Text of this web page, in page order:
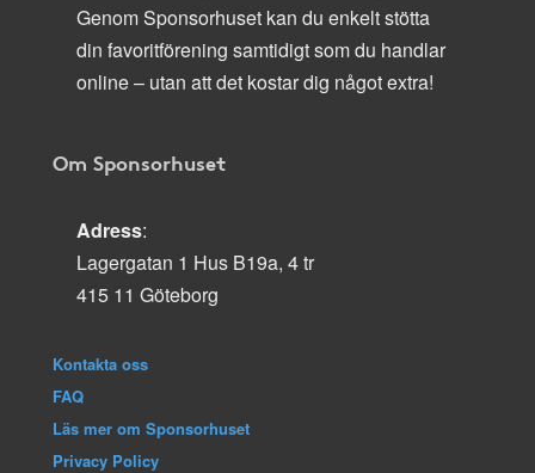
Genom Sponsorhuset kan du enkelt stötta
din favoritförening samtidigt som du handlar
online – utan att det kostar dig något extra!
Om Sponsorhuset
Adress:
Lagergatan 1 Hus B19a, 4 tr
415 11 Göteborg
Kontakta oss
FAQ
Läs mer om Sponsorhuset
Privacy Policy